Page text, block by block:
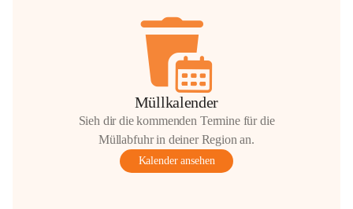
Müllkalender
Sieh dir die kommenden Termine für die
Müllabfuhr in deiner Region an.
Kalender ansehen